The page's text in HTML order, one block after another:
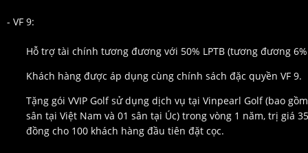
- VF 9:
Hỗ trợ tài chính tương đương với 50% LPTB (tương đương
Khách hàng được áp dụng cùng chính sách đặc quyền VF 9.
Tặng gói VVIP Golf sử dụng dịch vụ tại Vinpearl Golf (bao
sân tại Việt Nam và 01 sân tại Úc) trong vòng 1 năm, trị giá
đồng cho 100 khách hàng đầu tiên đặt cọc.